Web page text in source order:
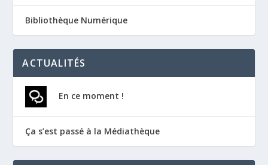
Bibliothèque Numérique
ACTUALITÉS
En ce moment !
Ça s’est passé à la Médiathèque